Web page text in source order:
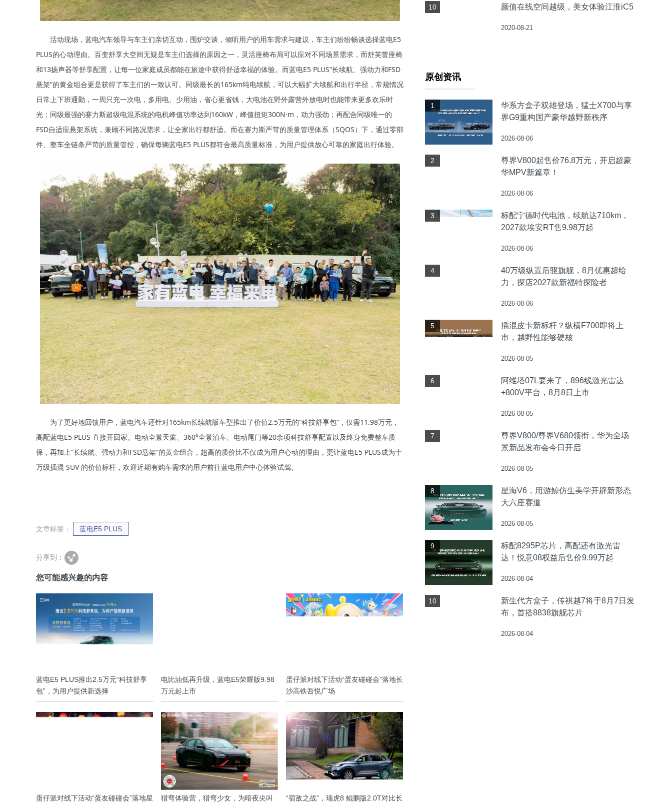
活动现场，蓝电汽车领导与车主们亲切互动，围炉交谈，倾听用户的用车需求与建议，车主们纷纷畅谈选择蓝电E5
PLUS的心动理由。百变舒享大空间无疑是车主们选择的原因之一，灵活座椅布局可以应对不同场景需求，而舒芙蕾座椅
和13扬声器等舒享配置，让每一位家庭成员都能在旅途中获得舒适幸福的体验。而蓝电E5 PLUS“长续航、强动力和FSD
悬架”的黄金组合更是获得了车主们的一致认可。同级最长的165km纯电续航，可以大幅扩大续航和出行半径，常规情况
日常上下班通勤，一周只充一次电，多用电、少用油，省心更省钱，大电池在野外露营外放电时也能带来更多欢乐时
光；同级最强的赛力斯超级电混系统的电机峰值功率达到160kW，峰值扭矩300N·m，动力强劲；再配合同级唯一的
FSD自适应悬架系统，兼顾不同路况需求，让全家出行都舒适。而在赛力斯严苛的质量管理体系（SQOS）下，通过零部
件、整车全链条严苛的质量管控，确保每辆蓝电E5 PLUS都符合最高质量标准，为用户提供放心可靠的家庭出行体验。
为了更好地回馈用户，蓝电汽车还针对165km长续航版车型推出了价值2.5万元的“科技舒享包”，仅需11.98万元，
高配蓝电E5 PLUS 直接开回家。电动全景天窗、360°全景泊车、电动尾门等20余项科技舒享配置以及终身免费整车质
保，再加上“长续航、强动力和FSD悬架”的黄金组合，超高的质价比不仅成为用户心动的理由，更让蓝电E5 PLUS成为十
万级插混 SUV 的价值标杆，欢迎近期有购车需求的用户前往蓝电用户中心体验试驾。
文章标签： 蓝电E5 PLUS
分享到：
您可能感兴趣的内容
蓝电E5 PLUS推出2.5万元“科技舒享
包”，为用户提供新选择
电比油低再升级，蓝电E5荣耀版9.98
万元起上市
蛋仔派对线下活动“蛋友碰碰会”落地长
沙高铁吾悦广场
蛋仔派对线下活动“蛋友碰碰会”落地星 猎弯体验营，猎弯少女，为暗夜尖叫 “宿敌之战”，瑞虎8 鲲鹏版2.0T对比长
10 颜值在线空间越级，美女体验江淮iC5
2020-08-21
原创资讯
1
华系方盒子双雄登场，猛士X700与享
界G9重构国产豪华越野新秩序
2026-08-06
2
尊界V800起售价76.8万元，开启超豪
华MPV新篇章！
2026-08-06
3
标配宁德时代电池，续航达710km，
2027款埃安RT售9.98万起
2026-08-06
4
40万级纵置后驱旗舰，8月优惠超给
力，探店2027款新福特探险者
2026-08-06
5
插混皮卡新标杆？纵横F700即将上
市，越野性能够硬核
2026-08-05
6
阿维塔07L要来了，896线激光雷达
+800V平台，8月8日上市
2026-08-05
7
尊界V800/尊界V680领衔，华为全场
景新品发布会今日开启
2026-08-05
8
星海V6，用游鲸仿生美学开辟新形态
大六座赛道
2026-08-05
9
标配8295P芯片，高配还有激光雷
达！悦意08权益后售价9.99万起
2026-08-04
10
新生代方盒子，传祺越7将于8月7日发
布，首搭8838旗舰芯片
2026-08-04